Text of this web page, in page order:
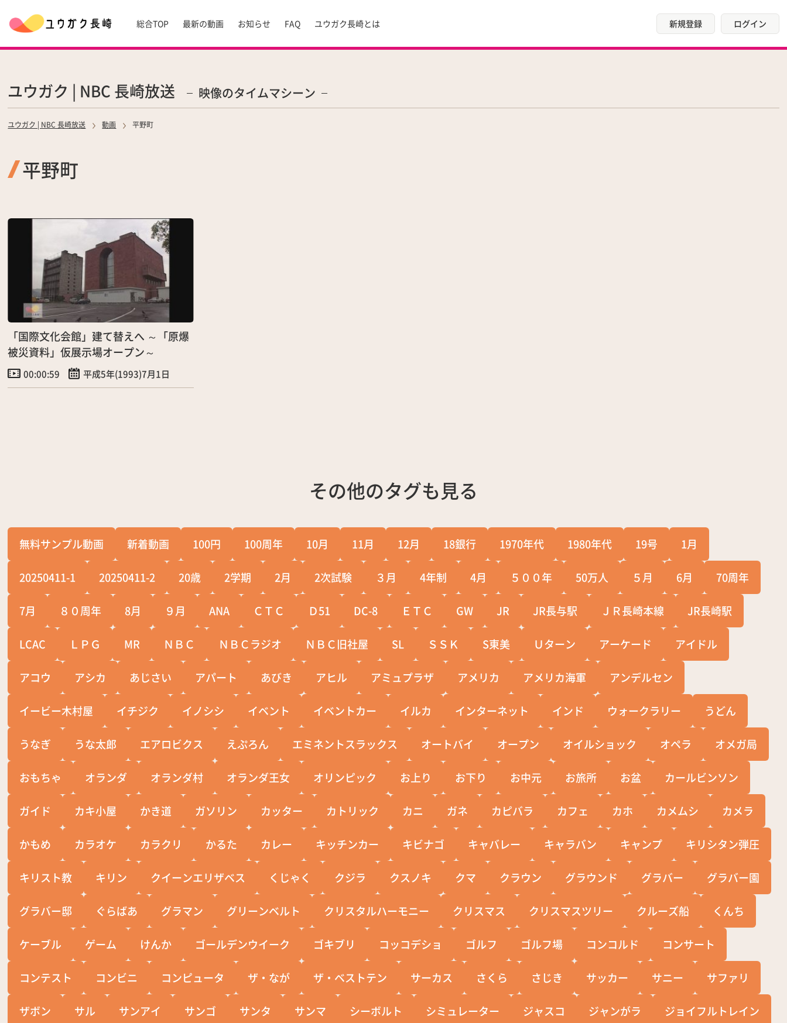
総合TOP 最新の動画 お知らせ FAQ ユウガク長崎とは 新規登録 ログイン
ユウガク | NBC 長崎放送 映像のタイムマシーン
ユウガク | NBC 長崎放送 動画 平野町
平野町
「国際文化会館」建て替えへ ～「原爆
被災資料」仮展示場オープン～
00:00:59 平成5年(1993)7月1日
その他のタグも見る
無料サンプル動画 新着動画 100円 100周年 10月 11月 12月 18銀行 1970年代 1980年代 19号 1月
20250411-1 20250411-2 20歳 2学期 2月 2次試験 ３月 4年制 4月 ５００年 50万人 ５月 6月 70周年
7月 ８０周年 8月 ９月 ANA ＣＴＣ Ｄ51 DC-8 ＥＴＣ GW JR JR長与駅 ＪＲ長崎本線 JR長崎駅
LCAC ＬＰＧ MR ＮＢＣ ＮＢＣラジオ ＮＢＣ旧社屋 SL ＳＳＫ S東美 Ｕターン アーケード アイドル
アコウ アシカ あじさい アパート あびき アヒル アミュプラザ アメリカ アメリカ海軍 アンデルセン
イービー木村屋 イチジク イノシシ イベント イベントカー イルカ インターネット インド ウォークラリー うどん
うなぎ うな太郎 エアロビクス えぷろん エミネントスラックス オートバイ オープン オイルショック オペラ オメガ局
おもちゃ オランダ オランダ村 オランダ王女 オリンピック お上り お下り お中元 お旅所 お盆 カールビンソン
ガイド カキ小屋 かき道 ガソリン カッター カトリック カニ ガネ カピバラ カフェ カホ カメムシ カメラ
かもめ カラオケ カラクリ かるた カレー キッチンカー キビナゴ キャバレー キャラバン キャンプ キリシタン弾圧
キリスト教 キリン クイーンエリザベス くじゃく クジラ クスノキ クマ クラウン グラウンド グラバー グラバー園
グラバー邸 ぐらばあ グラマン グリーンベルト クリスタルハーモニー クリスマス クリスマスツリー クルーズ船 くんち
ケーブル ゲーム けんか ゴールデンウイーク ゴキブリ コッコデショ ゴルフ ゴルフ場 コンコルド コンサート
コンテスト コンビニ コンピュータ ザ・なが ザ・ベストテン サーカス さくら さじき サッカー サニー サファリ
ザボン サル サンアイ サンゴ サンタ サンマ シーボルト シミュレーター ジャスコ ジャンがラ ジョイフルトレイン